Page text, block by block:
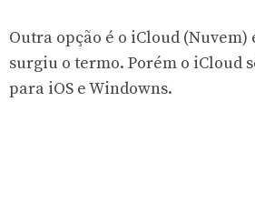
Outra opção é o iCloud
surgiu o termo. Porém o iCloud
para iOS e Windowns.